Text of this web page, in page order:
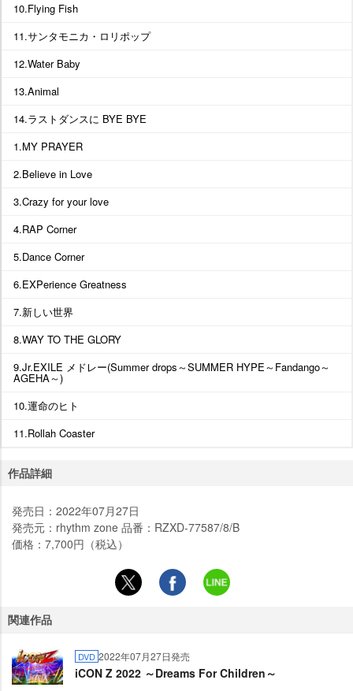
10.Flying Fish
11.サンタモニカ・ロリポップ
12.Water Baby
13.Animal
14.ラストダンスに BYE BYE
1.MY PRAYER
2.Believe in Love
3.Crazy for your love
4.RAP Corner
5.Dance Corner
6.EXPerience Greatness
7.新しい世界
8.WAY TO THE GLORY
9.Jr.EXILE メドレー(Summer drops～SUMMER HYPE～Fandango～
AGEHA～)
10.運命のヒト
11.Rollah Coaster
作品詳細
発売日：2022年07月27日
発売元：rhythm zone 品番：RZXD-77587/8/B
価格：7,700円（税込）
関連作品
DVD 2022年07月27日発売
iCON Z 2022 ～Dreams For Children～